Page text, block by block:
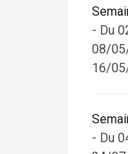
- Du
08/
16/
- Du